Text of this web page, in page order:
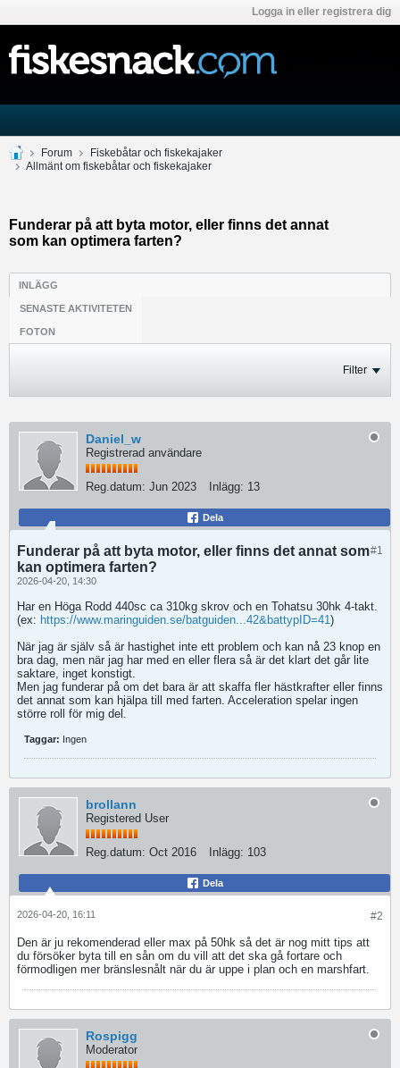
Logga in eller registrera dig
Forum
Fiskebåtar och fiskekajaker
Allmänt om fiskebåtar och fiskekajaker
Funderar på att byta motor, eller finns det annat
som kan optimera farten?
INLÄGG
SENASTE AKTIVITETEN
FOTON
Filter
Daniel_w
Registrerad användare
Reg.datum: Jun 2023 Inlägg: 13
Dela
#1
Funderar på att byta motor, eller finns det annat som
kan optimera farten?
2026-04-20, 14:30
Har en Höga Rodd 440sc ca 310kg skrov och en Tohatsu 30hk 4-takt.
(ex: https://www.maringuiden.se/batguiden...42&battypID=41)
När jag är själv så är hastighet inte ett problem och kan nå 23 knop en
bra dag, men när jag har med en eller flera så är det klart det går lite
saktare, inget konstigt.
Men jag funderar på om det bara är att skaffa fler hästkrafter eller finns
det annat som kan hjälpa till med farten. Acceleration spelar ingen
större roll för mig del.
Taggar: Ingen
brollann
Registered User
Reg.datum: Oct 2016 Inlägg: 103
Dela
#2
2026-04-20, 16:11
Den är ju rekomenderad eller max på 50hk så det är nog mitt tips att
du försöker byta till en sån om du vill att det ska gå fortare och
förmodligen mer bränslesnålt när du är uppe i plan och en marshfart.
Rospigg
Moderator